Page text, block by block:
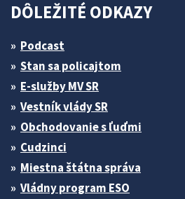
DÔLEŽITÉ ODKAZY
Podcast
Stan sa policajtom
E-služby MV SR
Vestník vlády SR
Obchodovanie s ľuďmi
Cudzinci
Miestna štátna správa
Vládny program ESO